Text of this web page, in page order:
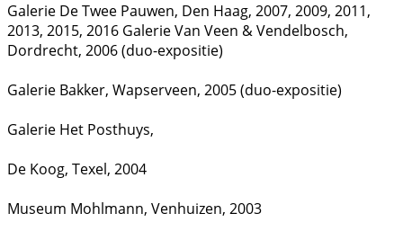
Galerie De Twee Pauwen, Den Haag, 2007, 2009, 2011,
2013, 2015, 2016 Galerie Van Veen & Vendelbosch,
Dordrecht, 2006 (duo-expositie)
Galerie Bakker, Wapserveen, 2005 (duo-expositie)
Galerie Het Posthuys,
De Koog, Texel, 2004
Museum Mohlmann, Venhuizen, 2003